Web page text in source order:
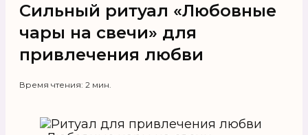
Сильный ритуал «Любовные
чары на свечи» для
привлечения любви
Время чтения: 2 мин.